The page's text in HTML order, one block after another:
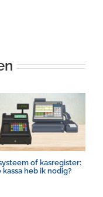
of kasregister:
kassa heb ik nodig?